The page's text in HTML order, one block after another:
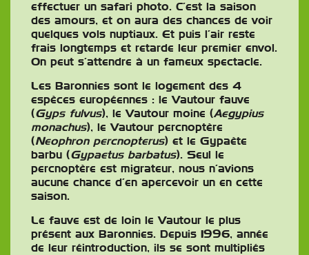
effectuer un safari photo. C’est la saison
des amours, et on aura des chances de voir
quelques vols nuptiaux. Et puis l’air reste
frais longtemps et retarde leur premier envol.
On peut s’attendre à un fameux spectacle.
Les Baronnies sont le logement des 4
espèces européennes : le Vautour fauve
(Gyps fulvus), le Vautour moine (Aegypius
monachus), le Vautour percnoptère
(Neophron percnopterus) et le Gypaète
barbu (Gypaetus barbatus). Seul le
percnoptère est migrateur, nous n’avions
aucune chance d’en apercevoir un en cette
saison.
Le fauve est de loin le Vautour le plus
présent aux Baronnies. Depuis 1996, année
de leur réintroduction, ils se sont multipliés